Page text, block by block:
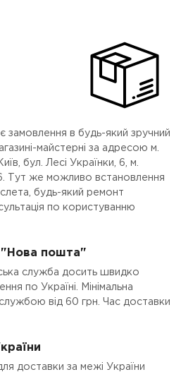
замовлення в будь-який зручний
майстерні за адресою м.
бул. Лесі Українки, 6, м.
Тут же можливо встановлення
будь-який ремонт
по користуванню
"Нова пошта"
служба досить швидко
по Україні. Мінімальна
від 60 грн. Час доставки
доставки за межі України